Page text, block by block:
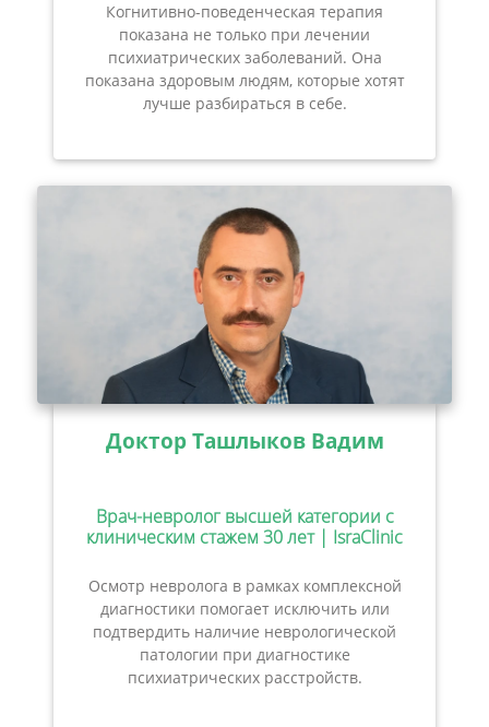
Когнитивно-поведенческая терапия
показана не только при лечении
психиатрических заболеваний. Она
показана здоровым людям, которые хотят
лучше разбираться в себе.
Доктор Ташлыков Вадим
Врач-невролог высшей категории с
клиническим стажем 30 лет | IsraClinic
Осмотр невролога в рамках комплексной
диагностики помогает исключить или
подтвердить наличие неврологической
патологии при диагностике
психиатрических расстройств.